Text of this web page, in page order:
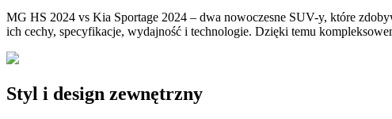
MG HS 2024 vs Kia Sportage 2024 – dwa nowoczesne SUV-y, które
ich cechy, specyfikacje, wydajność i technologie. Dzięki temu
Styl i design zewnętrzny